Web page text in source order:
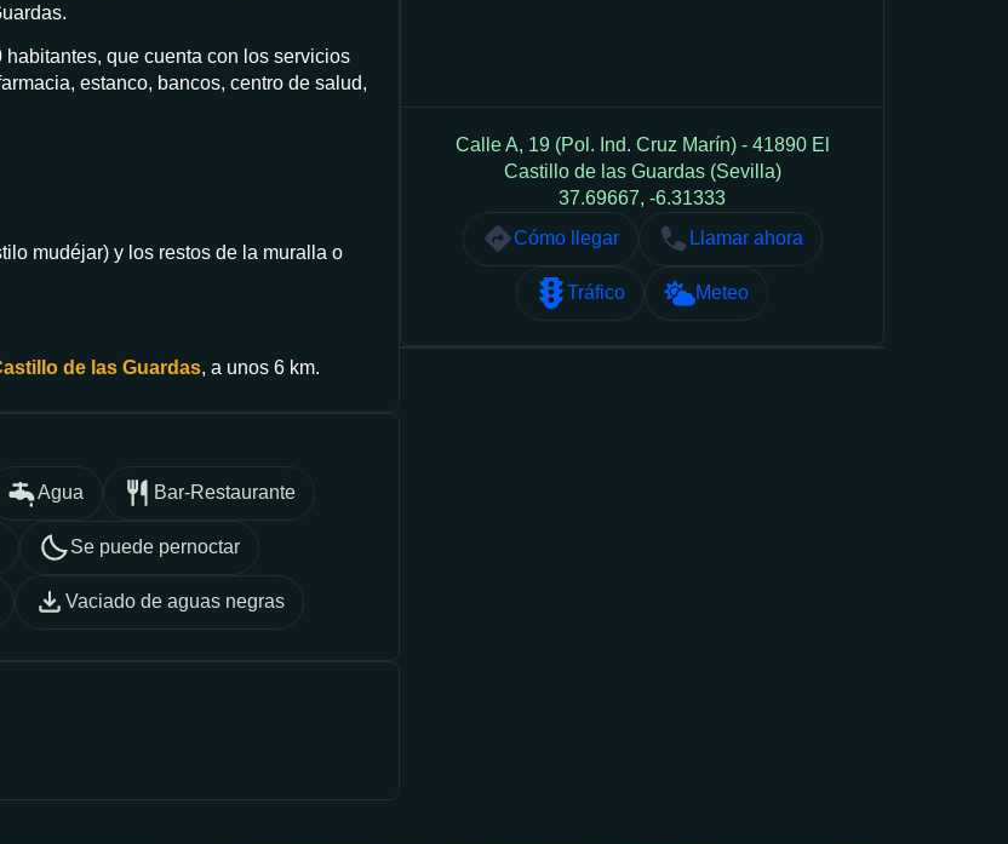
habitantes, que cuenta con los servicios
estanco, bancos, centro de salud,
mudéjar) y los restos de la muralla o
de las Guardas, a unos 6 km.
Agua Bar-Restaurante
Se puede pernoctar
Vaciado de aguas negras
Calle A, 19 (Pol. Ind. Cruz Marín) - 41890 El
Castillo de las Guardas (Sevilla)
37.69667, -6.31333
Cómo llegar
Llamar ahora
Tráfico Meteo